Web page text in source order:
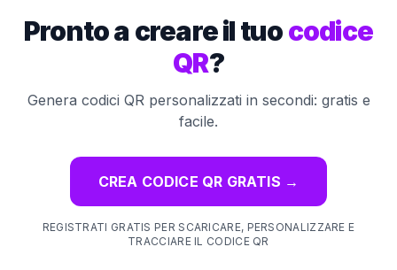
Pronto a creare il tuocodice
QR?
Genera codici QR personalizzati in secondi: gratis e
facile.
CREA CODICE QR GRATIS →
REGISTRATI GRATIS PER SCARICARE, PERSONALIZZARE E
TRACCIARE IL CODICE QR